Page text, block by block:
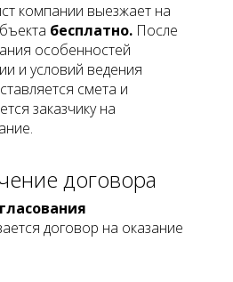
компании выезжает на
бесплатно. После
особенностей
и условий ведения
смета и
заказчику на
договора
договор на оказание